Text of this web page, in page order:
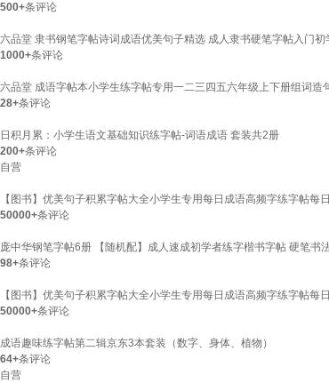
500+条评论
六品堂 隶书钢笔字帖诗词成语优美句子精选 成人隶书硬笔字帖入门初
1000+条评论
六品堂 成语字帖本小学生练字帖专用一二三四五六年级上下册组词
28+条评论
日积月累：小学生语文基础知识练字帖-词语成语 套装共2册
200+条评论
自营
【图书】优美句子积累字帖大全小学生专用每日成语高频字练字帖
50000+条评论
庞中华钢笔字帖6册 【随机配】成人速成初学者练字楷书字帖 硬笔书
98+条评论
【图书】优美句子积累字帖大全小学生专用每日成语高频字练字帖
50000+条评论
成语趣味练字帖第二辑京东3本套装（数字、身体、植物）
64+条评论
自营